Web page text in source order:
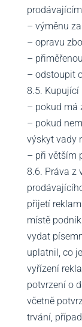
– výměnu
– opravu
–
– odstoupit
8.5. Kupující
– pokud má
– pokud
výskyt vady
– při větším
8.6. Práva z
přijetí
místě
vydat
uplatnil, co
vyřízení
potvrzení o
včetně
trvání,